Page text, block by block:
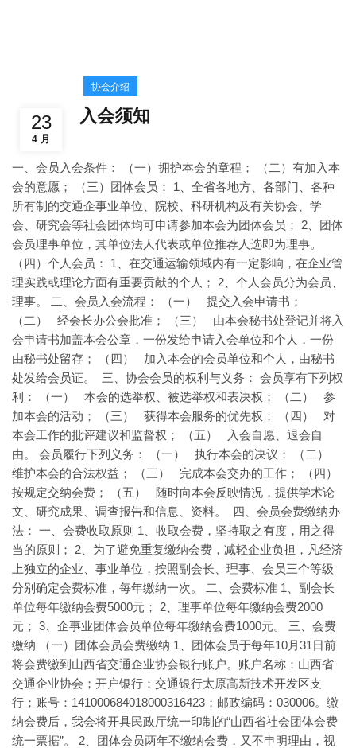
23
4 月
协会介绍
入会须知
一、会员入会条件： （一）拥护本会的章程； （二）有加入本
会的意愿； （三）团体会员： 1、全省各地方、各部门、各种
所有制的交通企事业单位、院校、科研机构及有关协会、学
会、研究会等社会团体均可申请参加本会为团体会员； 2、团体
会员理事单位，其单位法人代表或单位推荐人选即为理事。
（四）个人会员： 1、在交通运输领域内有一定影响，在企业管
理实践或理论方面有重要贡献的个人； 2、个人会员分为会员、
理事。 二、会员入会流程： （一） 提交入会申请书；
（二） 经会长办公会批准； （三） 由本会秘书处登记并将入
会申请书加盖本会公章，一份发给申请入会单位和个人，一份
由秘书处留存； （四） 加入本会的会员单位和个人，由秘书
处发给会员证。 三、协会会员的权利与义务： 会员享有下列权
利： （一） 本会的选举权、被选举权和表决权； （二） 参
加本会的活动； （三） 获得本会服务的优先权； （四） 对
本会工作的批评建议和监督权； （五） 入会自愿、退会自
由。 会员履行下列义务： （一） 执行本会的决议； （二）
维护本会的合法权益； （三） 完成本会交办的工作； （四）
按规定交纳会费； （五） 随时向本会反映情况，提供学术论
文、研究成果、调查报告和信息、资料。 四、会员会费缴纳办
法： 一、会费收取原则 1、收取会费，坚持取之有度，用之得
当的原则； 2、为了避免重复缴纳会费，减轻企业负担，凡经济
上独立的企业、事业单位，按照副会长、理事、会员三个等级
分别确定会费标准，每年缴纳一次。 二、会费标准 1、副会长
单位每年缴纳会费5000元； 2、理事单位每年缴纳会费2000
元； 3、企事业团体会员单位每年缴纳会费1000元。 三、会费
缴纳 （一）团体会员会费缴纳 1、团体会员于每年10月31日前
将会费缴到山西省交通企业协会银行账户。账户名称：山西省
交通企业协会；开户银行：交通银行太原高新技术开发区支
行；账号：141000684018000316423；邮政编码：030006。缴
纳会费后，我会将开具民政厅统一印制的“山西省社会团体会费
统一票据”。 2、团体会员两年不缴纳会费，又不申明理由，视